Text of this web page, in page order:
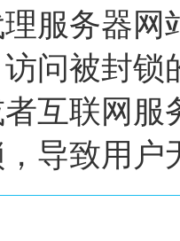
服务器
问被封锁
互联网
导致用户